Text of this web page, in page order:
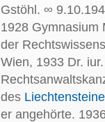
Gstöhl. ∞
1928 Gymnasium
der
Wien, 1933 Dr.
des
er angehörte.